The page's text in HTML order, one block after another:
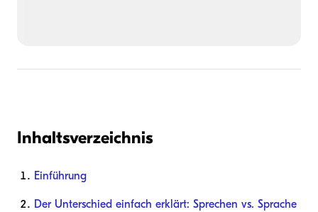
Inhaltsverzeichnis
Einführung
Der Unterschied einfach erklärt: Sprechen vs. Sprache